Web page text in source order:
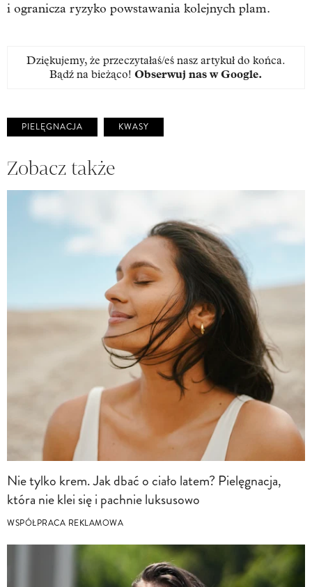
i ogranicza ryzyko powstawania kolejnych plam.
Dziękujemy, że przeczytałaś/eś nasz artykuł do końca.
Bądź na bieżąco! Obserwuj nas w Google.
PIELĘGNACJA KWASY
Zobacz także
Nie tylko krem. Jak dbać o ciało latem? Pielęgnacja,
która nie klei się i pachnie luksusowo
WSPÓŁPRACA REKLAMOWA